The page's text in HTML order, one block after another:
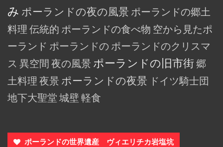
み ポーランドの夜の風景 ポーランドの郷土
料理 伝統的 ポーランドの食べ物 空から見たポ
ーランド ポーランドの ポーランドのクリスマ
ス 異空間 夜の風景 ポーランドの旧市街 郷
土料理 夜景 ポーランドの夜景 ドイツ騎士団
地下大聖堂 城壁 軽食
ポーランドの世界遺産 ヴィエリチカ岩塩坑